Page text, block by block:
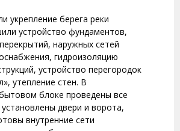
укрепление берега реки
устройство фундаментов,
наружных сетей
гидроизоляцию
устройство перегородок
утепление стен. В
блоке проведены все
двери и ворота,
внутренние сети